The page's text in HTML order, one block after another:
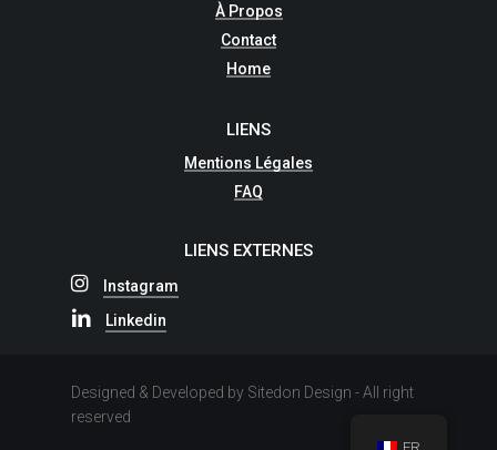
À Propos
Contact
Home
LIENS
Mentions Légales
FAQ
LIENS EXTERNES
Instagram
Linkedin
Designed & Developed by Sitedon Design - All right
reserved